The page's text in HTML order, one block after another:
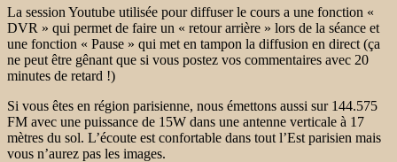
La session Youtube utilisée pour diffuser le cours a une fonction «
DVR » qui permet de faire un « retour arrière » lors de la séance et
une fonction « Pause » qui met en tampon la diffusion en direct (ça
ne peut être gênant que si vous postez vos commentaires avec 20
minutes de retard !)
Si vous êtes en région parisienne, nous émettons aussi sur 144.575
FM avec une puissance de 15W dans une antenne verticale à 17
mètres du sol. L’écoute est confortable dans tout l’Est parisien mais
vous n’aurez pas les images.